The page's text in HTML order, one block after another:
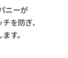
ニーが
を防ぎ、
す。